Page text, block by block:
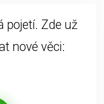
pojetí. Zde už
nové věci: